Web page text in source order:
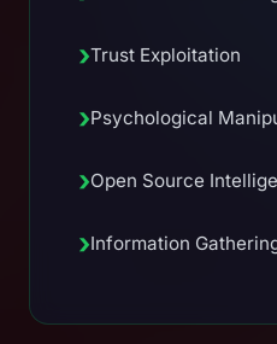
›Trust Exploitation
›Psychological
›Open Source
›Information